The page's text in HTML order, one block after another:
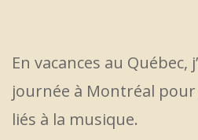
En vacances au Québec,
journée à Montréal
liés à la musique.